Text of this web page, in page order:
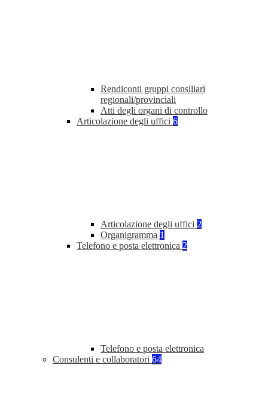
Rendiconti gruppi consiliari
regionali/provinciali
Atti degli organi di controllo
Articolazione degli uffici 6
Articolazione degli uffici 2
Organigramma 1
Telefono e posta elettronica 2
Telefono e posta elettronica
Consulenti e collaboratori 64